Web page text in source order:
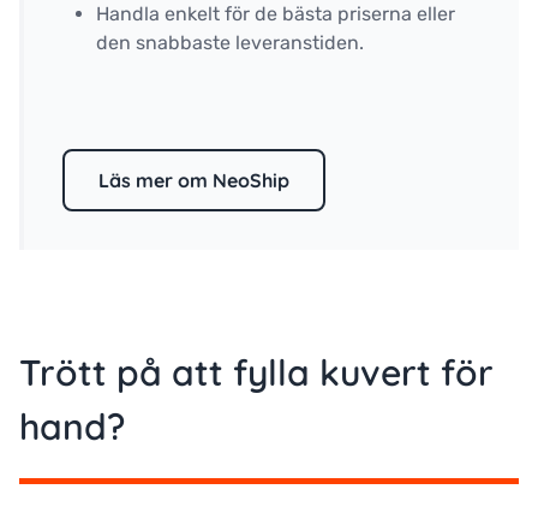
Handla enkelt för de bästa priserna eller
den snabbaste leveranstiden.
Läs mer om NeoShip
Trött på att fylla kuvert för
hand?